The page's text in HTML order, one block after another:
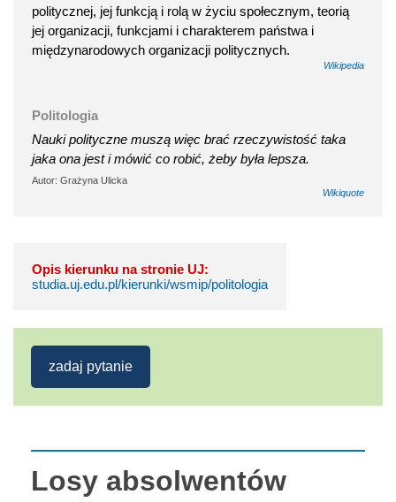
politycznej, jej funkcją i rolą w życiu społecznym, teorią
jej organizacji, funkcjami i charakterem państwa i
międzynarodowych organizacji politycznych.
Wikipedia
Politologia
Nauki polityczne muszą więc brać rzeczywistość taka
jaka ona jest i mówić co robić, żeby była lepsza.
Autor: Grażyna Ulicka
Wikiquote
Opis kierunku na stronie UJ:
studia.uj.edu.pl/kierunki/wsmip/politologia
zadaj pytanie
Losy absolwentów